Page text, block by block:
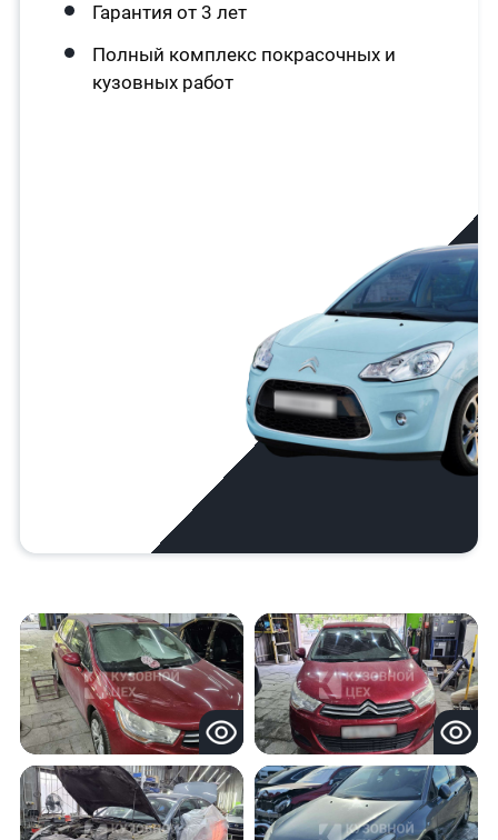
Гарантия от 3 лет
Полный комплекс покрасочных и
кузовных работ